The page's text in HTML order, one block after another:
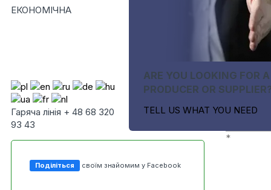
ЕКОНОМІЧНА
Гаряча лінія + 48 68 320
93 43
ARE YOU LOOKING FOR A
PRODUCER OR
TELL US WHAT YOU NEED
Поділіться своїм знайомим у Facebook
*